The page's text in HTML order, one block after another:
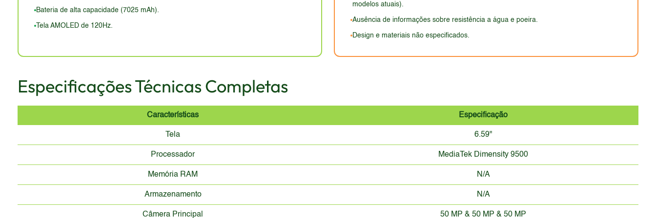
Bateria de alta capacidade (7025 mAh).
Tela AMOLED de 120Hz.
modelos atuais).
Ausência de informações sobre resistência a água e poeira.
Design e materiais não especificados.
Especificações Técnicas Completas
Características Especificação
Tela 6.59"
Processador MediaTek Dimensity 9500
Memória RAM N/A
Armazenamento N/A
Câmera Principal 50 MP & 50 MP & 50 MP